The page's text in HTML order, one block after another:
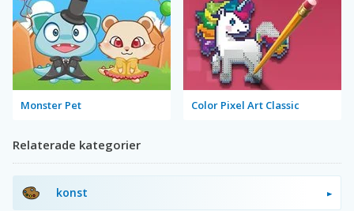
Monster Pet Color Pixel Art Classic
Relaterade kategorier
konst